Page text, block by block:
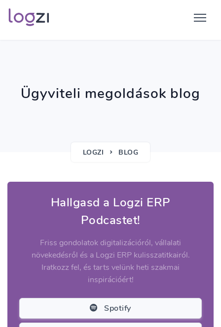
Ügyviteli megoldások blog
LOGZI BLOG
Hallgasd a Logzi ERP
Podcastet!
Friss gondolatok digitalizációról, vállalati
növekedésről és a Logzi ERP kulisszatitkairól.
Iratkozz fel, és tarts velünk heti szakmai
inspirációért!
Spotify